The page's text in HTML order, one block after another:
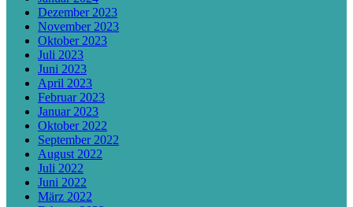
Dezember 2023
November 2023
Oktober 2023
Juli 2023
Juni 2023
April 2023
Februar 2023
Januar 2023
Oktober 2022
September 2022
August 2022
Juli 2022
Juni 2022
März 2022